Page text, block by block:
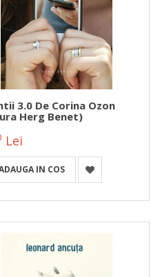
3.0 De Corina Ozon
Herg Benet)
Lei
IN COS